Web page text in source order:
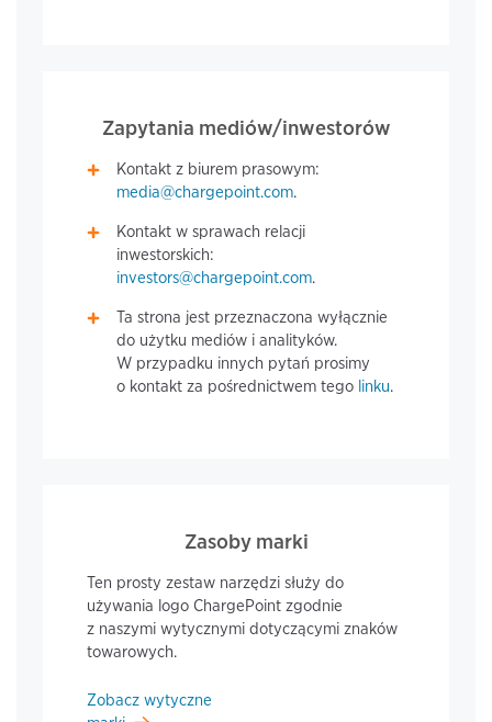
Zapytania mediów/inwestorów
Kontakt z biurem prasowym:
media@chargepoint.com.
Kontakt w sprawach relacji
inwestorskich:
investors@chargepoint.com.
Ta strona jest przeznaczona wyłącznie
do użytku mediów i analityków.
W przypadku innych pytań prosimy
o kontakt za pośrednictwem tego linku.
Zasoby marki
Ten prosty zestaw narzędzi służy do
używania logo ChargePoint zgodnie
z naszymi wytycznymi dotyczącymi znaków
towarowych.
Zobacz wytyczne